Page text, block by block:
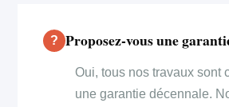
Proposez-vous une
Oui, tous nos travaux sont
une garantie décennale.